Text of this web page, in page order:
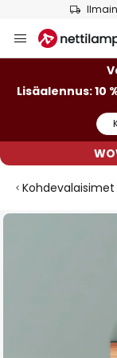
to
Lisäalennus: 10
Kohdevalaisimet
Skip